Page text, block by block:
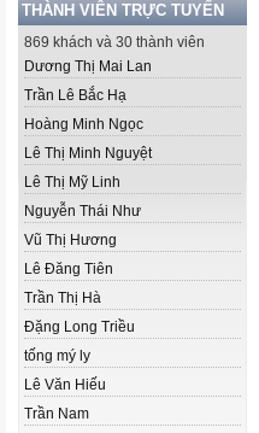
THÀNH VIÊN TRỰC TUYẾN
869 khách và 30 thành viên
Dương Thị Mai Lan
Trần Lê Bắc Hạ
Hoàng Minh Ngọc
Lê Thị Minh Nguyệt
Lê Thị Mỹ Linh
Nguyễn Thái Như
Vũ Thị Hương
Lê Đăng Tiên
Trần Thị Hà
Đặng Long Triều
tống mý ly
Lê Văn Hiếu
Trần Nam